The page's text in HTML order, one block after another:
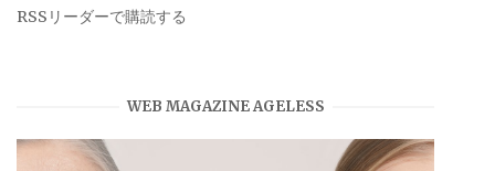
RSSリーダーで購読する
WEB MAGAZINE AGELESS